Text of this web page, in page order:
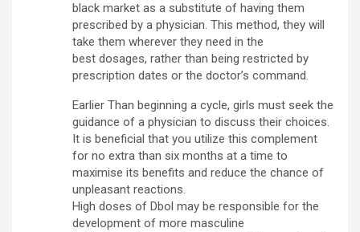
black market as a substitute of having them
prescribed by a physician. This method, they will
take them wherever they need in the
best dosages, rather than being restricted by
prescription dates or the doctor’s command.
Earlier Than beginning a cycle, girls must seek the
guidance of a physician to discuss their choices.
It is beneficial that you utilize this complement
for no extra than six months at a time to
maximise its benefits and reduce the chance of
unpleasant reactions.
High doses of Dbol may be responsible for the
development of more masculine